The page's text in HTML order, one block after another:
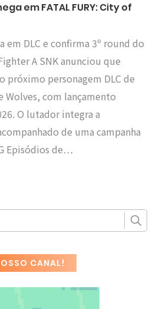
em FATAL FURY: City of
em DLC e confirma 3º round do
A SNK anunciou que
próximo personagem DLC de
Wolves, com lançamento
O lutador integra a
de uma campanha
Episódios de…
CANAL!